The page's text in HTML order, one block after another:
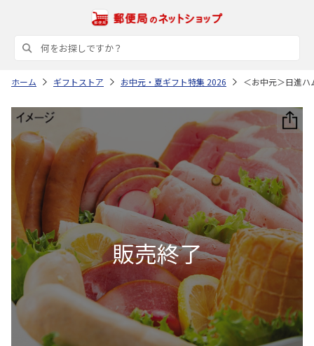
ホーム ギフトストア お中元・夏ギフト特集 2026 ＜お中元＞日進